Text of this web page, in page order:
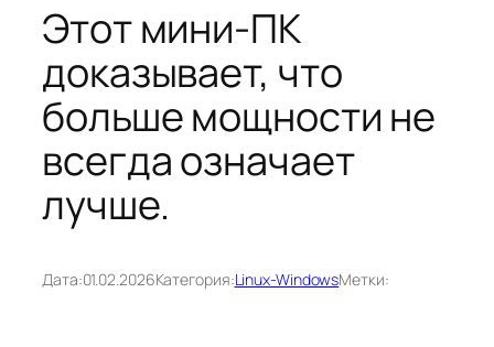
Этот мини-ПК
доказывает, что
больше мощности не
всегда означает
лучше.
Дата:01.02.2026Категория:Linux-WindowsМетки: